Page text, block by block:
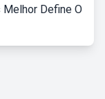
Define O